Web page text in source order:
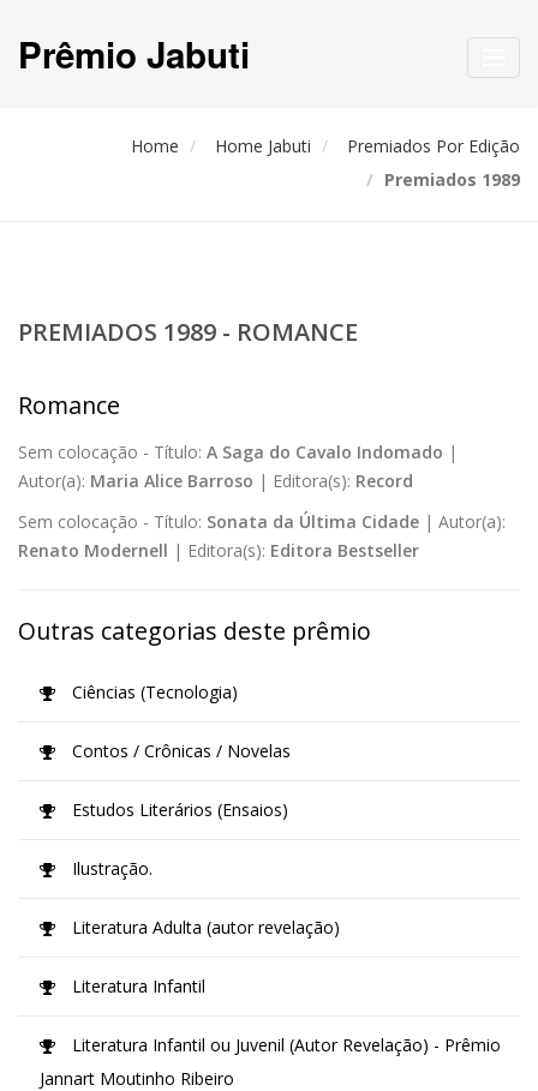
Prêmio Jabuti
Home Home Jabuti
Premiados Por Edição
Premiados 1989
PREMIADOS 1989 - ROMANCE
Romance
Sem colocação - Título: A Saga do Cavalo Indomado |
Autor(a): Maria Alice Barroso | Editora(s): Record
Sem colocação - Título: Sonata da Última Cidade | Autor(a):
Renato Modernell | Editora(s): Editora Bestseller
Outras categorias deste prêmio
Ciências (Tecnologia)
Contos / Crônicas / Novelas
Estudos Literários (Ensaios)
Ilustração.
Literatura Adulta (autor revelação)
Literatura Infantil
Literatura Infantil ou Juvenil (Autor Revelação) - Prêmio
Jannart Moutinho Ribeiro